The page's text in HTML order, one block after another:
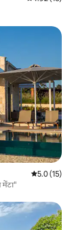
औसत रेटिंग 5
5.0 (15)
मेंटा"